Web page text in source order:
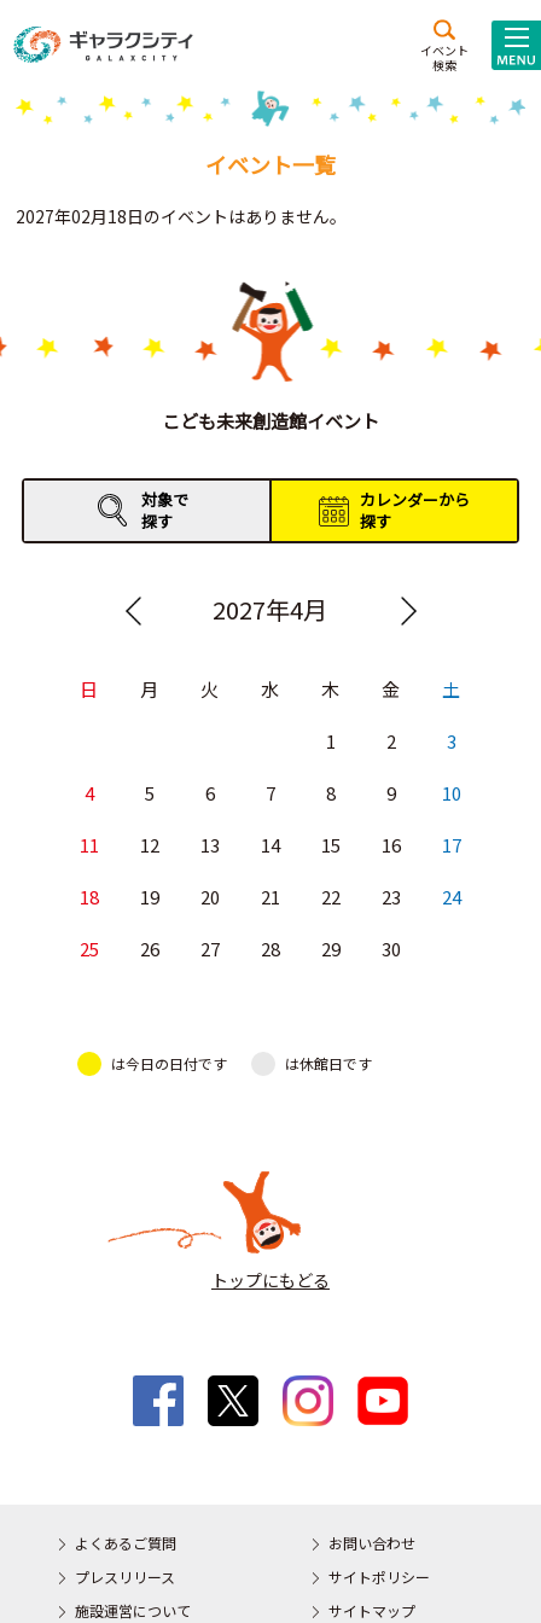
イベント
検索
施設案内
こども
西新井
施設･
Gがくえん
お知らせ
イベントレポート
イベント一覧
2027年02月18日のイベントはありません。
こども未来創造館イベント
対象で
探す
カレンダーから
探す
2027年4月
日 月 火 水 木 金 土
1 2 3
4 5 6 7 8 9 10
11 12 13 14 15 16 17
18 19 20 21 22 23 24
25 26 27 28 29 30
は今日の日付です は休館日です
トップにもどる
よくあるご質問
お問い合わせ
プレスリリース
サイトポリシー
施設運営について
サイトマップ